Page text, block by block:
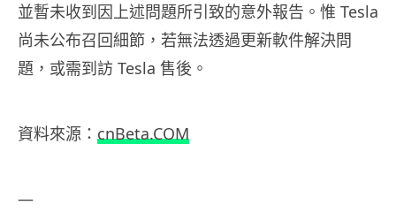
並暫未收到因上述問題所引致的意外報告。惟 Tesla
尚未公布召回細節，若無法透過更新軟件解決問
題，或需到訪 Tesla 售後。
資料來源： cnBeta.COM
—